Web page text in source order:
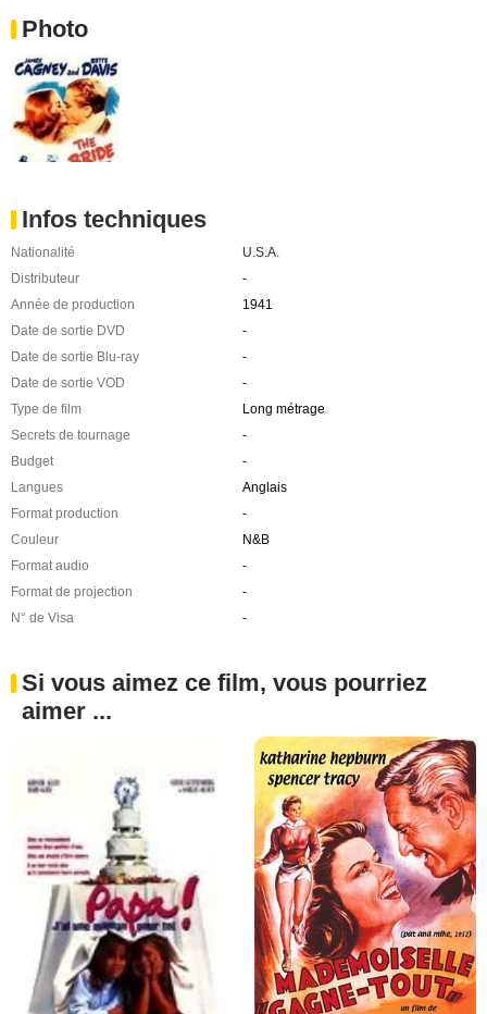
Photo
Infos techniques
Nationalité
U.S.A.
Distributeur
-
Année de production
1941
Date de sortie DVD
-
Date de sortie Blu-ray
-
Date de sortie VOD
-
Type de film
Long métrage
Secrets de tournage
-
Budget
-
Langues
Anglais
Format production
-
Couleur
N&B
Format audio
-
Format de projection
-
N° de Visa
-
Si vous aimez ce film, vous pourriez
aimer ...